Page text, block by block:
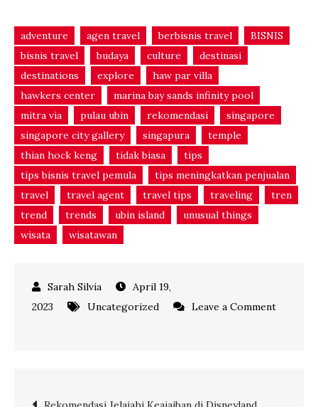
adventure agen travel berbisnis travel
BISNIS
bisnis travel
budaya culture
destinasi
destinations
explore
haw par villa
hawkers center
marina bay sands infinity pool
mitra via
pulau ubin rekomendasi
singapore
singapore city gallery
singapura
temple
thian hock keng
tidak biasa
tips
tips bisnis travel pemula
tips meningkatkan penjualan
travel
travel agent travel tips traveling
tren
trend
trends ubin island
unusual things
wisata
wisatawan
April 19,
2023
Uncategorized
Leave a Comment